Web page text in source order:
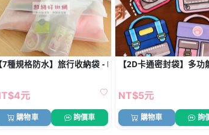
納套
【7種規格防水】旅行收納袋 - PVC透明衣物行李分類整
元
購物車 詢價車
【2D卡通密封袋】多
NT$5元
購物車 詢